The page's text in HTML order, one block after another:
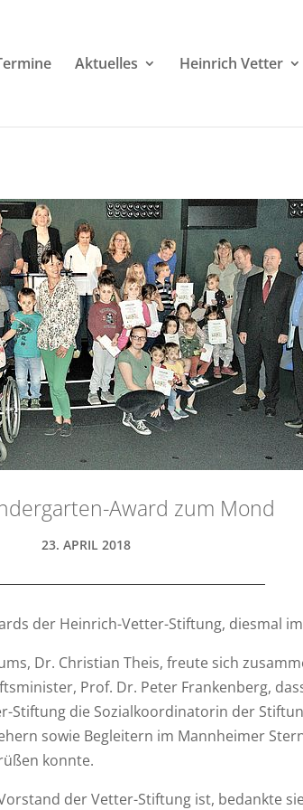
Aktuelles Heinrich Vetter
Award zum Mond
23. APRIL 2018
der Heinrich-Vetter-Stiftung, diesmal
Dr. Christian Theis, freute sich
Prof. Dr. Peter Frankenberg,
Stiftung die Sozialkoordinatorin der
sowie Begleitern im Mannheimer
konnte.
der Vetter-Stiftung ist, bedankte